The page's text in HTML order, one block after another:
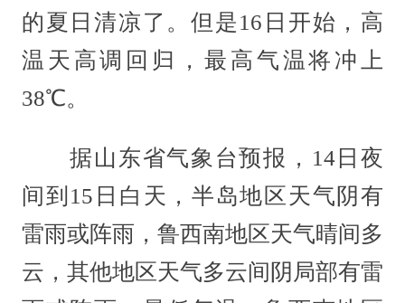
的夏日清凉了。但是16日开始，高
温天高调回归，最高气温将冲上
38℃。
据山东省气象台预报，14日夜
间到15日白天，半岛地区天气阴有
雷雨或阵雨，鲁西南地区天气晴间多
云，其他地区天气多云间阴局部有雷